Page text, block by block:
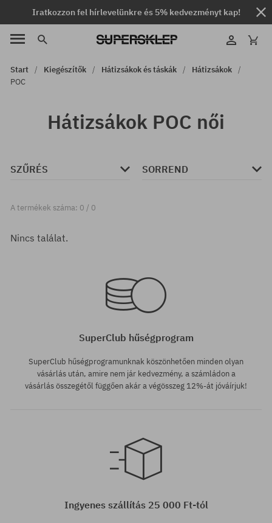
Iratkozzon fel hírlevelünkre és 5% kedvezményt kap!
Start Kiegészítők Hátizsákok és táskák
Hátizsákok
POC
Hátizsákok POC női
SZŰRÉS SORREND
A termékek száma: 0 / 0
Nincs találat.
SuperClub hűségprogram
SuperClub hűségprogramunknak köszönhetően minden olyan
vásárlás után, amire nem jár kedvezmény, a számládon a
vásárlás összegétől függően akár a végösszeg 12%-át jóváírjuk!
Ingyenes szállítás 25 000 Ft-tól